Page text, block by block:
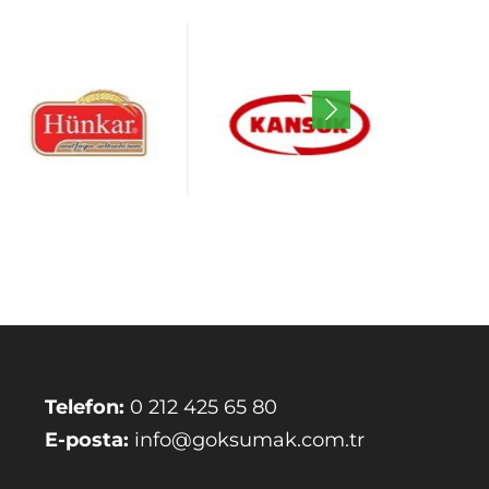
Telefon: 0 212 425 65 80
E-posta: info@goksumak.com.tr